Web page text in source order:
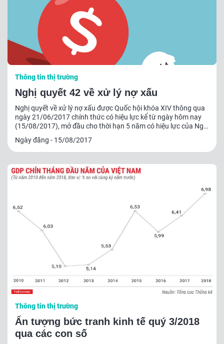
Thông tin thị trường
Nghị quyết 42 về xử lý nợ xấu
Nghị quyết về xử lý nợ xấu được Quốc hội khóa XIV thông qua
ngày 21/06/2017 chính thức có hiệu lực kể từ ngày hôm nay
(15/08/2017), mở đầu cho thời hạn 5 năm có hiệu lực của Nghị
Ngày đăng - 15/08/2017
Thông tin thị trường
Ấn tượng bức tranh kinh tế quý 3/2018
qua các con số